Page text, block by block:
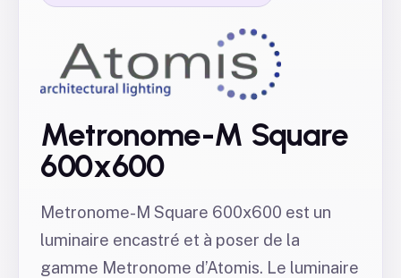
Metronome-M Square
600x600
Metronome-M Square 600x600 est un
luminaire encastré et à poser de la
gamme Metronome d’Atomis. Le luminaire